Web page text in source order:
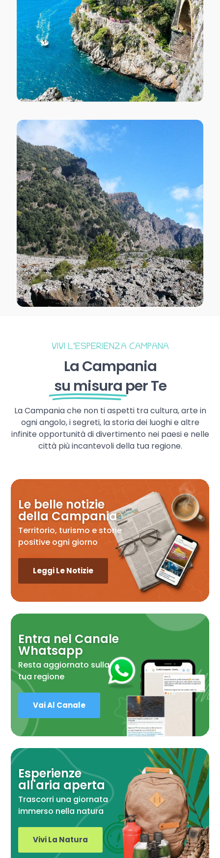
VIVI L’ESPERIENZA CAMPANA
La Campania
su misura per Te
La Campania che non ti aspetti tra cultura, arte in
ogni angolo, i segreti, la storia dei luoghi e altre
infinite opportunità di divertimento nei paesi e nelle
città più incantevoli della tua regione.
Le belle notizie
della Campania
Territorio, turismo e storie
positive ogni giorno
Leggi Le Notizie
Entra nel Canale
Whatsapp
Resta aggiornato sulla
tua regione
Vai Al Canale
Esperienze
all'aria aperta
Trascorri una giornata
immerso nella natura
Vivi La Natura